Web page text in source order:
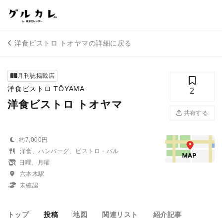
洋食ビストロ トオヤマの詳細に戻る
月刊誌掲載店
洋食ビストロ TŌYAMA
洋食ビストロ トオヤマ
2
共有する
約7,000円
洋食、ハンバーグ、ビストロ・バル
日曜、月曜
六本木駅
未確認
トップ 投稿 地図 関連リスト 紹介記事